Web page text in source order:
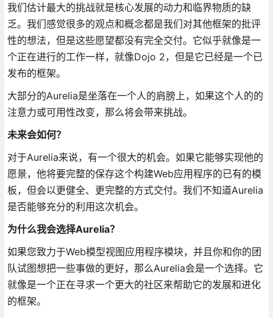
我们估计最大的挑战就是核心发展的动力和临界物质的缺
乏。我们感觉很多的观点和概念都是我们对其他框架的批评
性的想法，但是这些愿望都没有完全交付。它似乎就像是一
个正在进行的工作一样，就像Dojo 2，但是它已经是一个已
发布的框架。
大部分的Aurelia是坐落在一个人的肩膀上，如果这个人的的
注意力或可用性改变，那么将会带来挑战。
未来会如何？
对于Aurelia来说，有一个很大的机会。如果它能够实现他的
愿景，他将要完整的保存这个构建Web应用程序的已有的模
板，但会以更健全、更完整的方式交付。我们不知道Aurelia
是否能够充分的利用这次机会。
为什么我会选择Aurelia？
如果您致力于Web模型视图应用程序模块，并且你和你的团
队试图想把一些事做的更好，那么Aurelia会是一个选择。它
就像是一个正在寻求一个更大的社区来帮助它的发展和进化
的框架。